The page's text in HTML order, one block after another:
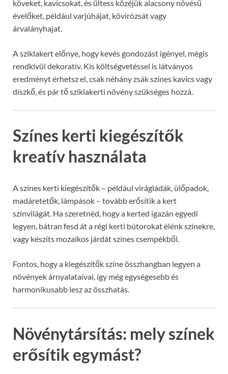
köveket, kavicsokat, és ültess közéjük alacsony növésű
évelőket, például varjúhájat, kövirózsát vagy
árvalányhajat.
A sziklakert előnye, hogy kevés gondozást igényel, mégis
rendkívül dekoratív. Kis költségvetéssel is látványos
eredményt érhetsz el, csak néhány zsák színes kavics vagy
díszkő, és pár tő sziklakerti növény szükséges hozzá.
Színes kerti kiegészítők
kreatív használata
A színes kerti kiegészítők – például virágládák, ülőpadok,
madáretetők, lámpások – tovább erősítik a kert
színvilágát. Ha szeretnéd, hogy a kerted igazán egyedi
legyen, bátran fesd át a régi kerti bútorokat élénk színekre,
vagy készíts mozaikos járdát színes csempékből.
Fontos, hogy a kiegészítők színe összhangban legyen a
növények árnyalataival, így még egységesebb és
harmonikusabb lesz az összhatás.
Növénytársítás: mely színek
erősítik egymást?